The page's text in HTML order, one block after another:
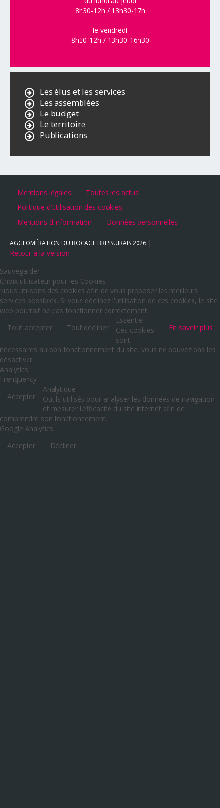
8h30-12h / 13h30-17h
le vendredi
8h30-12h / 13h30-16h30
Les élus et les services
Les assemblées
Le budget
Le territoire
Publications
Mentions légales
Toutes les actus
Politique d'utilisation des cookies
Mentions d'information
Données personnelles
AGGLOMÉRATION DU BOCAGE BRESSUIRAIS2026
Retour à la version
Sauvegarder
Choix utilisateur pour les Cookies
Nous utilisons des cookies afin de vous proposer les meilleurs
services possibles. Si vous déclinez l'utilisation de ces cookies, le site
web pourrait ne pas fonctionner correctement.
Tout accepter
Tout décliner En savoir plus
Essentiel
Ces cookies
sont
nécessaires au bon fonctionnement du site, vous ne pouvez pas les
désactiver.
Analytics
Frenquency
Accepter
Analytique
Outils utilisés pour analyser les données de navigation
et mesurer l'efficacité du site internet afin de
comprendre son fonctionnement.
Google Analytics
Accepter
Décliner